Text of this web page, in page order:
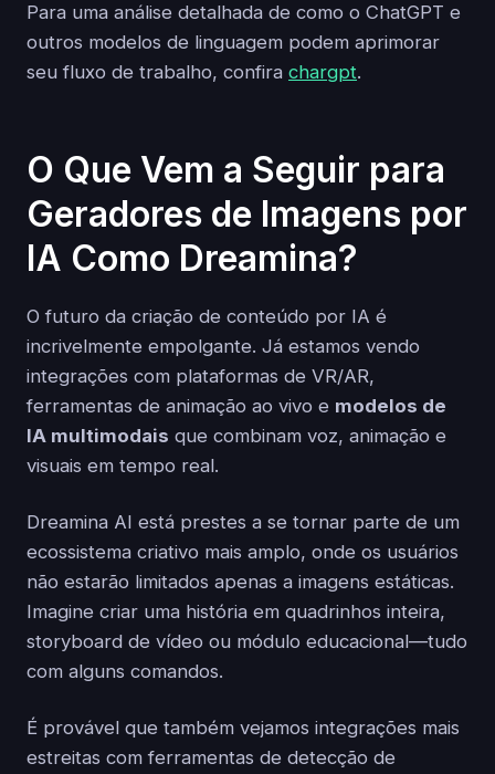
Para uma análise detalhada de como o ChatGPT e
outros modelos de linguagem podem aprimorar
seu fluxo de trabalho, confira chargpt.
O Que Vem a Seguir para
Geradores de Imagens por
IA Como Dreamina?
O futuro da criação de conteúdo por IA é
incrivelmente empolgante. Já estamos vendo
integrações com plataformas de VR/AR,
ferramentas de animação ao vivo e modelos de
IA multimodais que combinam voz, animação e
visuais em tempo real.
Dreamina AI está prestes a se tornar parte de um
ecossistema criativo mais amplo, onde os usuários
não estarão limitados apenas a imagens estáticas.
Imagine criar uma história em quadrinhos inteira,
storyboard de vídeo ou módulo educacional—tudo
com alguns comandos.
É provável que também vejamos integrações mais
estreitas com ferramentas de detecção de